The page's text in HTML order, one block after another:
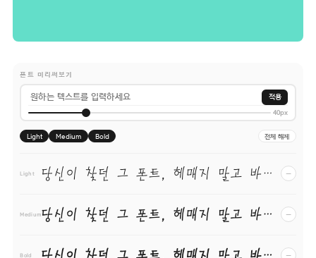
폰트 미리써보기
적용
40px
Light Medium Bold 전체 해제
Light 당신이 찾던 그 폰트, 헤매지 말고 바로 폰코! −
Medium 당신이 찾던 그 폰트, 헤매지 말고 바로 폰코! −
Bold −